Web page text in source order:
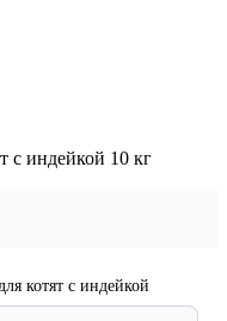
с индейкой 10 кг
котят с индейкой